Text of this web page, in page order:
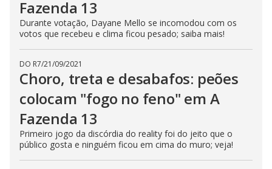
Fazenda 13
Durante votação, Dayane Mello se incomodou com os
votos que recebeu e clima ficou pesado; saiba mais!
DO R7/21/09/2021
Choro, treta e desabafos: peões
colocam "fogo no feno" em A
Fazenda 13
Primeiro jogo da discórdia do reality foi do jeito que o
público gosta e ninguém ficou em cima do muro; veja!